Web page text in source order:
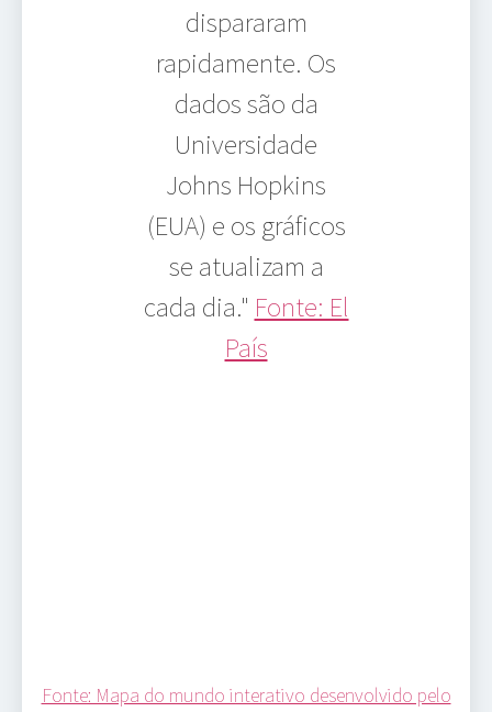
dispararam
rapidamente. Os
dados são da
Universidade
Johns Hopkins
(EUA) e os gráficos
se atualizam a
cada dia." Fonte: El
País
Fonte: Mapa do mundo interativo desenvolvido pelo